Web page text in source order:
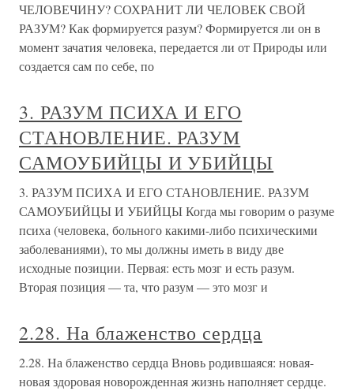
ЧЕЛОВЕЧИНУ? СОХРАНИТ ЛИ ЧЕЛОВЕК СВОЙ
РАЗУМ? Как формируется разум? Формируется ли он в
момент зачатия человека, передается ли от Природы или
создается сам по себе, по
3. РАЗУМ ПСИХА И ЕГО
СТАНОВЛЕНИЕ. РАЗУМ
САМОУБИЙЦЫ И УБИЙЦЫ
3. РАЗУМ ПСИХА И ЕГО СТАНОВЛЕНИЕ. РАЗУМ
САМОУБИЙЦЫ И УБИЙЦЫ Когда мы говорим о разуме
психа (человека, больного какими-либо психическими
заболеваниями), то мы должны иметь в виду две
исходные позиции. Первая: есть мозг и есть разум.
Вторая позиция — та, что разум — это мозг и
2.28. На блаженство сердца
2.28. На блаженство сердца Вновь родившаяся: новая-
новая здоровая новорожденная жизнь наполняет сердце.